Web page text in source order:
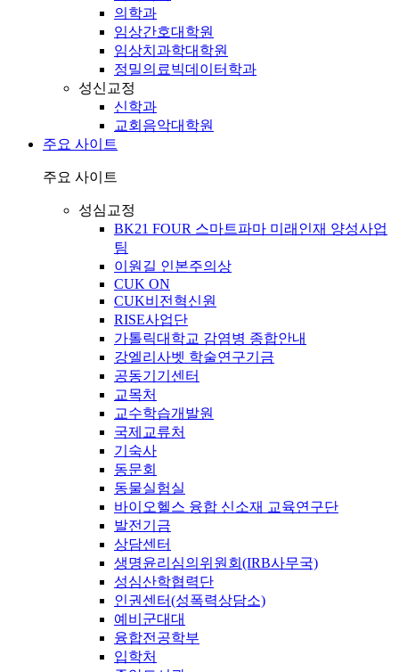
의학과
임상간호대학원
임상치과학대학원
정밀의료빅데이터학과
성신교정
신학과
교회음악대학원
주요 사이트
주요 사이트
성심교정
BK21 FOUR 스마트파마 미래인재 양성사업
팀
이원길 인본주의상
CUK ON
CUK비전혁신원
RISE사업단
가톨릭대학교 감염병 종합안내
강엘리사벳 학술연구기금
공동기기센터
교목처
교수학습개발원
국제교류처
기숙사
동문회
동물실험실
바이오헬스 융합 신소재 교육연구단
발전기금
상담센터
생명윤리심의위원회(IRB사무국)
성심산학협력단
인권센터(성폭력상담소)
예비군대대
융합전공학부
입학처